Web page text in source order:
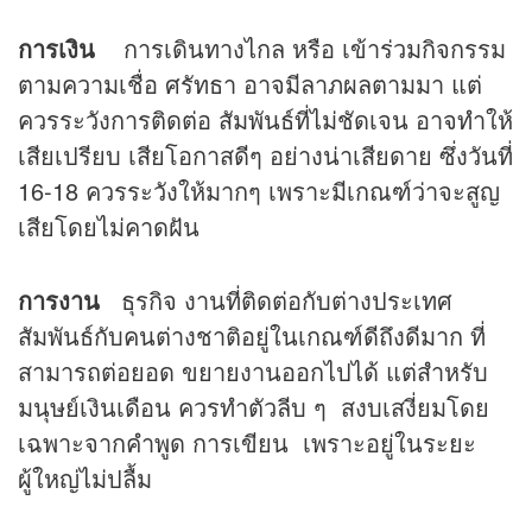
การเงิน
การเดินทางไกล หรือ เข้าร่วมกิจกรรม
ตามความเชื่อ ศรัทธา อาจมีลาภผลตามมา แต่
ควรระวังการติดต่อ สัมพันธ์ที่ไม่ชัดเจน อาจทำให้
เสียเปรียบ เสียโอกาสดีๆ อย่างน่าเสียดาย ซึ่งวันที่
16-18 ควรระวังให้มากๆ เพราะมีเกณฑ์ว่าจะสูญ
เสียโดยไม่คาดฝัน
การงาน ธุรกิจ งานที่ติดต่อกับต่างประเทศ
สัมพันธ์กับคนต่างชาติอยู่ในเกณฑ์ดีถึงดีมาก ที่
สามารถต่อยอด ขยายงานออกไปได้ แต่สำหรับ
มนุษย์เงินเดือน ควรทำตัวลีบ ๆ สงบเสงี่ยมโดย
เฉพาะจากคำพูด การเขียน เพราะอยู่ในระยะ
ผู้ใหญ่ไม่ปลื้ม